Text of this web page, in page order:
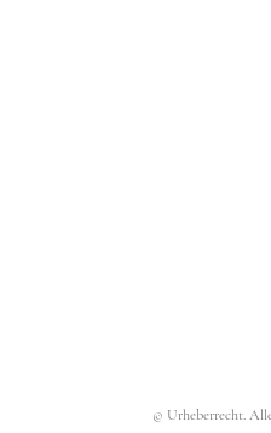
© Urheberrecht.